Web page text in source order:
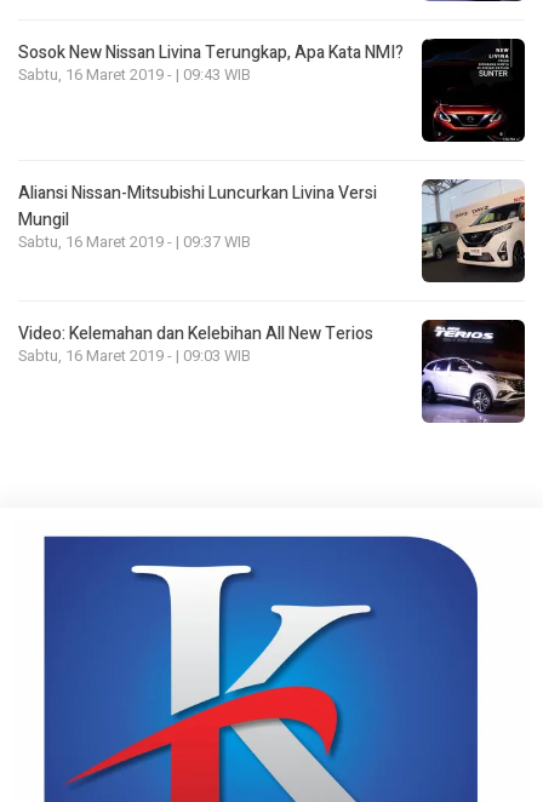
Sosok New Nissan Livina Terungkap, Apa Kata NMI?
Sabtu, 16 Maret 2019 - | 09:43 WIB
Aliansi Nissan-Mitsubishi Luncurkan Livina Versi
Mungil
Sabtu, 16 Maret 2019 - | 09:37 WIB
Video: Kelemahan dan Kelebihan All New Terios
Sabtu, 16 Maret 2019 - | 09:03 WIB